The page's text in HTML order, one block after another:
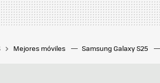
Mejores móviles Samsung Galaxy S25